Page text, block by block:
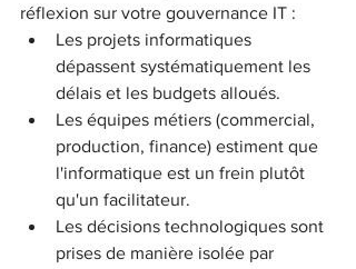
réflexion sur votre gouvernance IT :
Les projets informatiques
dépassent systématiquement les
délais et les budgets alloués.
Les équipes métiers (commercial,
production, finance) estiment que
l'informatique est un frein plutôt
qu'un facilitateur.
Les décisions technologiques sont
prises de manière isolée par